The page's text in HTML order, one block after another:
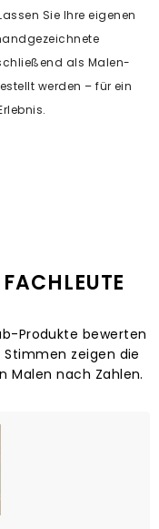
Sie Ihre eigenen
als Malen-
werden – für ein
Produkte bewerten
zeigen die
Malen nach Zahlen.